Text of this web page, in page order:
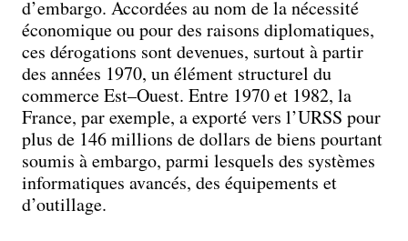
d’embargo. Accordées au nom de la nécessité
économique ou pour des raisons diplomatiques,
ces dérogations sont devenues, surtout à partir
des années 1970, un élément structurel du
commerce Est–Ouest. Entre 1970 et 1982, la
France, par exemple, a exporté vers l’URSS pour
plus de 146 millions de dollars de biens pourtant
soumis à embargo, parmi lesquels des systèmes
informatiques avancés, des équipements et
d’outillage.